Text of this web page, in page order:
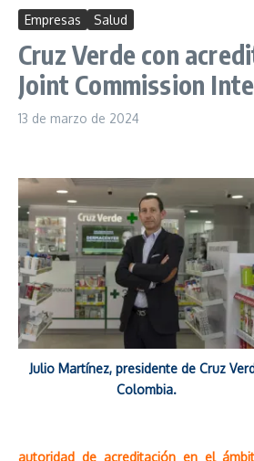
Empresas Salud
Cruz Verde con
Joint Commission
13 de marzo de 2024
Julio Martínez, presidente de Cruz
Colombia.
autoridad de acreditación en el